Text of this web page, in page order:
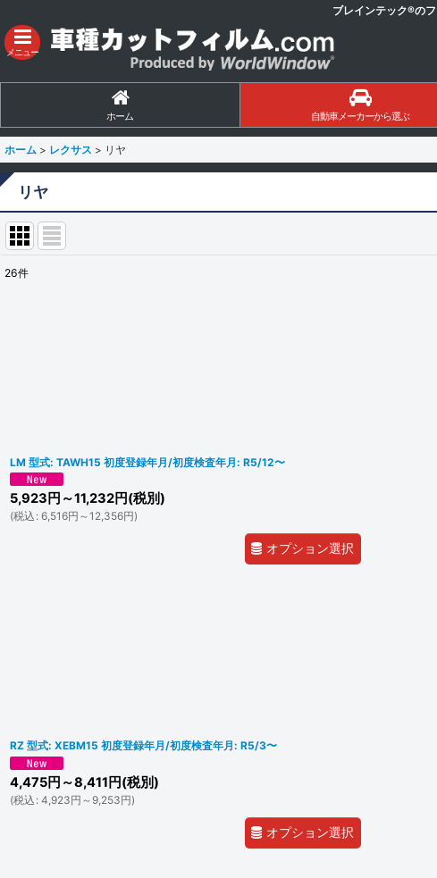
ブレインテック®の
メニュー
ホーム 自動車メーカーから選ぶ
ホーム > レクサス > リヤ
リヤ
26件
LM 型式: TAWH15 初度登録年月/初度検査年月: R5/12〜
5,923 円 ～11,232円(税別)
(税込 : 6,516円 ～12,356円)
オプション選択
RZ 型式: XEBM15 初度登録年月/初度検査年月: R5/3〜
4,475円 ～8,411 円(税別)
(税込 : 4,923円 ～9,253円)
オプション選択